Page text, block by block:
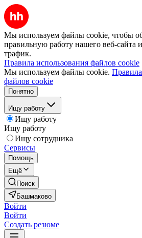
Мы используем файлы cookie, чтобы
правильную работу нашего веб-сайта
трафик.
Правила использования файлов cookie
Мы используем файлы cookie.
файлов cookie
Понятно
Ищу работу
Ищу работу
Ищу работу
Ищу сотрудника
Сервисы
Помощь
Ещё
Поиск
Башмаково
Войти
Войти
Создать резюме